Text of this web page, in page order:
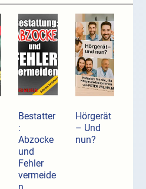
Bestatter
:
Abzocke
und
Fehler
vermeide
Hörgerät
– Und
nun?